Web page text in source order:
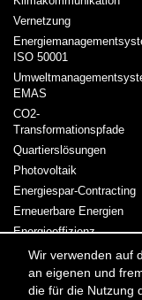
Wir verwenden auf
an eigenen und
die für die Nutzung
Vernetzung
ISO 50001
EMAS
CO2-
Transformationspfade
Quartierslösungen
Photovoltaik
Energiespar-Contracting
Erneuerbare Energien
Energieeffizienz
Kraft-Wärme-Kopplung
Strom & Wärme